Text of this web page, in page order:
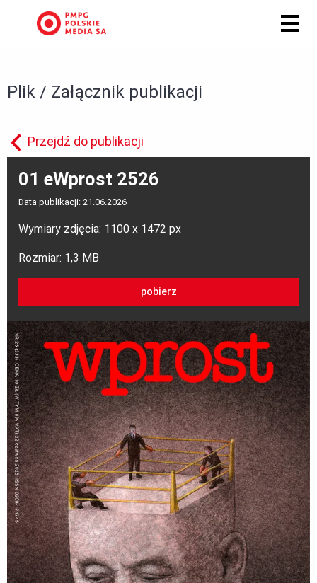
Plik / Załącznik publikacji
Przejdź do publikacji
01 eWprost 2526
Data publikacji: 21.06.2026
Wymiary zdjęcia: 1100 x 1472 px
Rozmiar: 1,3 MB
pobierz